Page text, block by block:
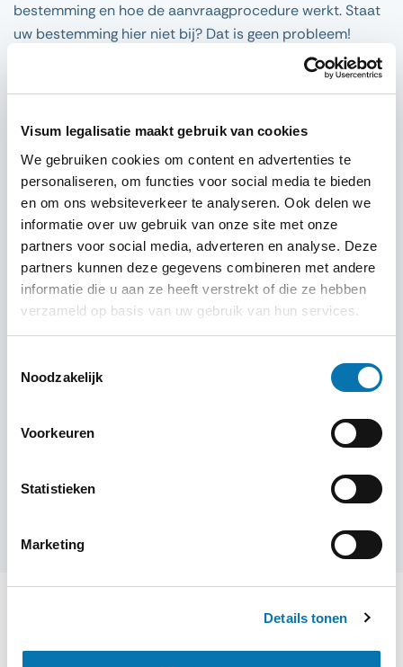
Visum legalisatie maakt gebruik van cookies
We gebruiken cookies om content en advertenties te
personaliseren, om functies voor social media te bieden
en om ons websiteverkeer te analyseren. Ook delen we
informatie over uw gebruik van onze site met onze
partners voor social media, adverteren en analyse. Deze
partners kunnen deze gegevens combineren met andere
informatie die u aan ze heeft verstrekt of die ze hebben
verzameld op basis van uw gebruik van hun services.
Noodzakelijk
Voorkeuren
Statistieken
Marketing
Details tonen
bestemming en hoe de aanvraagprocedure werkt. Staat
uw bestemming hier niet bij? Dat is geen probleem!
Traveldocs helpt u namelijk graag waar mogelijk bij het
hebben.
Lees meer
visum?
terugbelverzoek aan!
Heb ik een visum nodig voor Oeganda?